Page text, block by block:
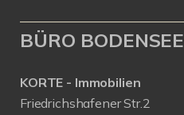
BÜRO BODENSEE
KORTE - Immobilien
Friedrichshafener Str.2